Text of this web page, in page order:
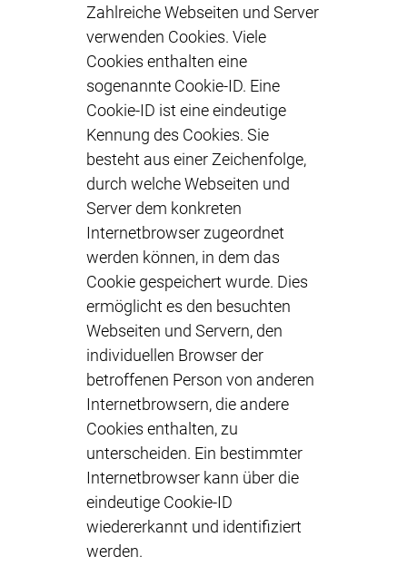
Zahlreiche Webseiten und Server
verwenden Cookies. Viele
Cookies enthalten eine
sogenannte Cookie-ID. Eine
Cookie-ID ist eine eindeutige
Kennung des Cookies. Sie
besteht aus einer Zeichenfolge,
durch welche Webseiten und
Server dem konkreten
Internetbrowser zugeordnet
werden können, in dem das
Cookie gespeichert wurde. Dies
ermöglicht es den besuchten
Webseiten und Servern, den
individuellen Browser der
betroffenen Person von anderen
Internetbrowsern, die andere
Cookies enthalten, zu
unterscheiden. Ein bestimmter
Internetbrowser kann über die
eindeutige Cookie-ID
wiedererkannt und identifiziert
werden.